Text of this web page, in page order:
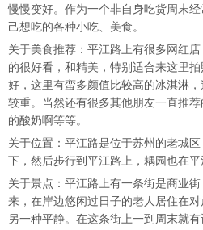
慢慢变好。作为一个非自身吃货周末
己想吃的各种小吃、美食。
关于美食推荐：平江路上有很多网红
的很好看，和精美，特别适合来这里
好，这里有蛮多颜值比较高的冰淇淋
较重。当然还有很多其他朋友一直推
的酸奶啊等等。
关于位置：平江路是位于苏州的老城
下，然后步行到平江路上，耦园也在平
关于景点：平江路上有一条街是商业
来，在岸边悠闲过日子的老人居住在
另一种平静。在这条街上一到周末就